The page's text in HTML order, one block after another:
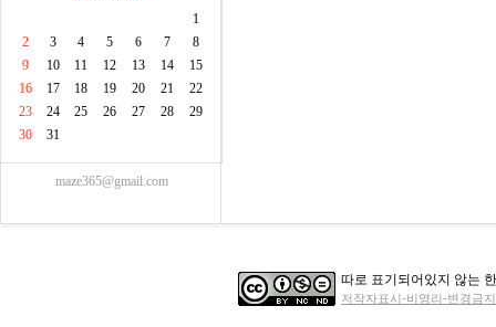
1
2
3 4 5 6 7
8
9
10 11 12 13 14
15
16
17 18 19 20 21
22
23
24 25 26 27 28
29
30
31
maze365@gmail.com
따로 표기되어있지 않는
저작자표시-비영리-변경금